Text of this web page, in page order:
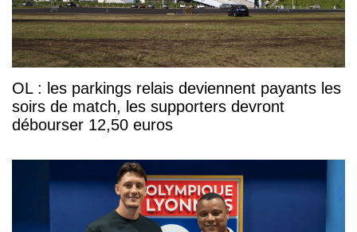
OL : les parkings relais deviennent payants les
soirs de match, les supporters devront
débourser 12,50 euros